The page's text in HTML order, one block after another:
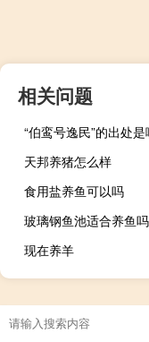
相关问题
“伯鸾号逸民”的出处是
天邦养猪怎么样
食用盐养鱼可以吗
玻璃钢鱼池适合养鱼吗
现在养羊